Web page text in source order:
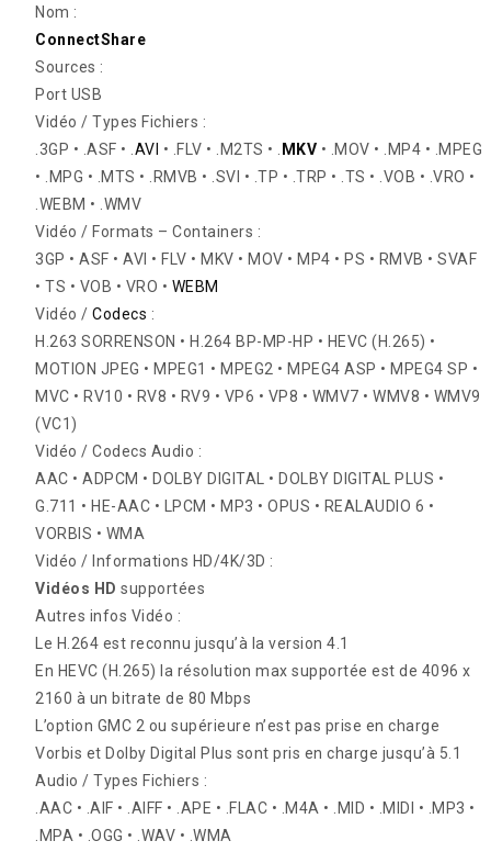
Nom :
ConnectShare
Sources :
Port USB
Vidéo / Types Fichiers :
.3GP • .ASF • . AVI • .FLV • .M2TS • . MKV • .MOV • .MP4 • .MPEG
• .MPG • .MTS • .RMVB • .SVI • .TP • .TRP • .TS • .VOB • .VRO •
.WEBM • .WMV
Vidéo / Formats – Containers :
3GP • ASF • AVI • FLV • MKV • MOV • MP4 • PS • RMVB • SVAF
• TS • VOB • VRO • WEBM
Vidéo /Codecs :
H.263 SORRENSON • H.264 BP-MP-HP • HEVC (H.265) •
MOTION JPEG • MPEG1 • MPEG2 • MPEG4 ASP • MPEG4 SP •
MVC • RV10 • RV8 • RV9 • VP6 • VP8 • WMV7 • WMV8 • WMV9
(VC1)
Vidéo / Codecs Audio :
AAC • ADPCM • DOLBY DIGITAL • DOLBY DIGITAL PLUS •
G.711 • HE-AAC • LPCM • MP3 • OPUS • REALAUDIO 6 •
VORBIS • WMA
Vidéo / Informations HD/4K/3D :
Vidéos HD supportées
Autres infos Vidéo :
Le H.264 est reconnu jusqu’à la version 4.1
En HEVC (H.265) la résolution max supportée est de 4096 x
2160 à un bitrate de 80 Mbps
L’option GMC 2 ou supérieure n’est pas prise en charge
Vorbis et Dolby Digital Plus sont pris en charge jusqu’à 5.1
Audio / Types Fichiers :
.AAC • .AIF • .AIFF • .APE • .FLAC • .M4A • .MID • .MIDI • .MP3 •
.MPA • .OGG • .WAV • .WMA